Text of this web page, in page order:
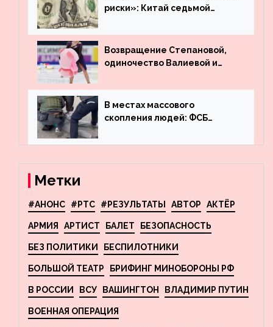
риски»: Китай седьмой
деньги из американского
госдолга
Возвращение Степановой,
одиночество Валиевой и
что обсуждают в мире
фигурного катания
В местах массового
скопления людей: ФСБ
террористов, планировавших
Метки
#АНОНС #РТС #РЕЗУЛЬТАТЫ АВТОР АКТЁР
АРМИЯ АРТИСТ БАЛЕТ БЕЗОПАСНОСТЬ
БЕЗ ПОЛИТИКИ БЕСПИЛОТНИКИ
БОЛЬШОЙ ТЕАТР БРИФИНГ МИНОБОРОНЫ РФ
В РОССИИ ВСУ ВАШИНГТОН ВЛАДИМИР ПУТИН
ВОЕННАЯ ОПЕРАЦИЯ